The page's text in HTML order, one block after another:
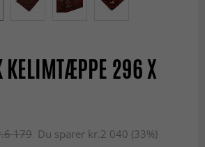
KELIMTÆPPE 296 X
179 Du sparer kr.2 040 (33%)